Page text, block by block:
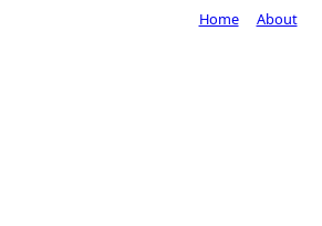
Home About